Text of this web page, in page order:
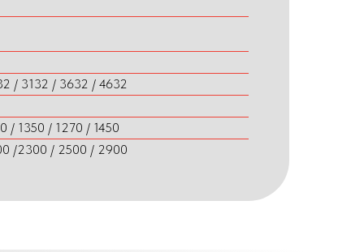
/ 3132 / 3632 / 4632
/ 1350 / 1270 / 1450
/2300 / 2500 / 2900